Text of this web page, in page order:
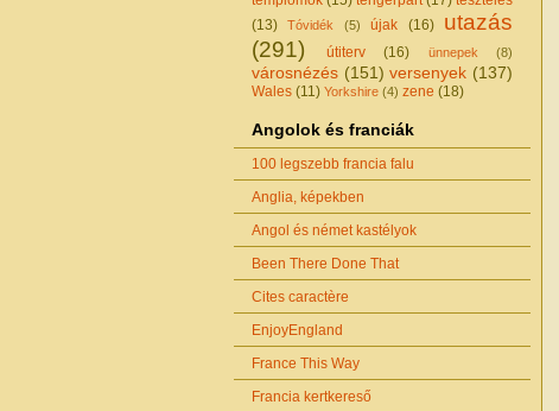
(13)
Tóvidék (5) újak (16)
utazás
(291)
útiterv (16) ünnepek (8)
városnézés (151) versenyek (137)
Wales (11) Yorkshire (4) zene (18)
Angolok és franciák
100 legszebb francia falu
Anglia, képekben
Angol és német kastélyok
Been There Done That
Cites caractère
EnjoyEngland
France This Way
Francia kertkereső